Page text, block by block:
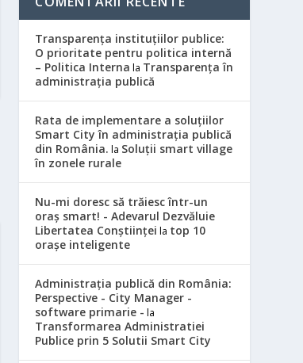
Transparența instituțiilor publice:
O prioritate pentru politica internă
– Politica Interna la Transparența în
administrația publică
Rata de implementare a soluțiilor
Smart City în administrația publică
din România. la Soluții smart village
în zonele rurale
Nu-mi doresc să trăiesc într-un
oraș smart! - Adevarul Dezvăluie
Libertatea Conștiinței la top 10
orașe inteligente
Administrația publică din România:
Perspective - City Manager -
software primarie - la
Transformarea Administratiei
Publice prin 5 Solutii Smart City